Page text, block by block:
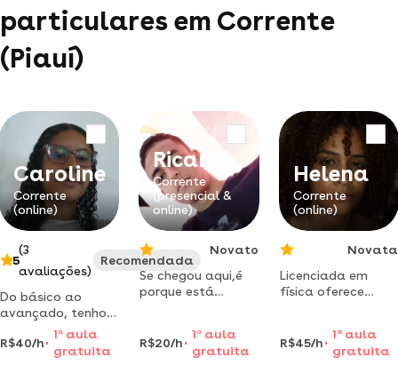
particulares em Corrente
(Piauí)
Caroline
Corrente
(online)
5
(3
avaliações)
Recomendada
Do básico ao
avançado, tenho
14 anos de
experiência no
R$40/h
1 aaula
gratuita
Ricardo
Corrente
(presencial &
online)
Novato
Se chegou aqui,é
porque está
contar comigo.
R$20/h
1 a aula
gratuita
Helena
Corrente
(online)
Novata
Licenciada em
física oferece
clara, prática e
personalizada
R$45/h
1 aaula
gratuita